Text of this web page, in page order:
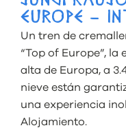
EUROPE –
Un tren de
“Top of Europe”,
alta de Europa, a
nieve están
una experiencia
Alojamiento.